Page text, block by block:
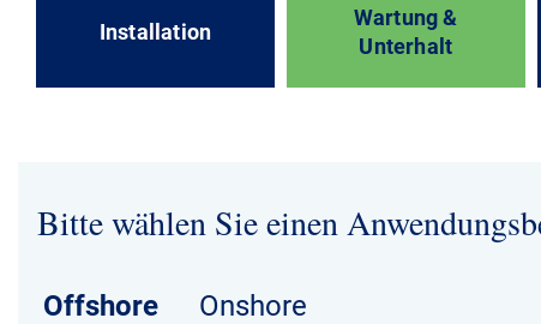
Installation
Wartung &
Unterhalt
Bitte wählen Sie einen
Offshore Onshore